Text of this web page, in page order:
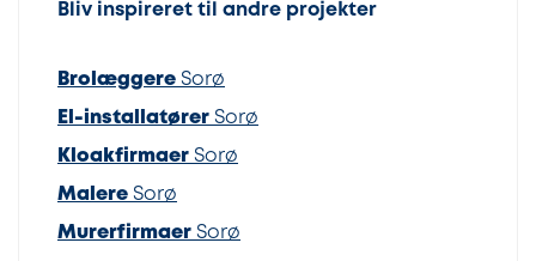
Bliv inspireret til andre projekter
Brolæggere Sorø
El-installatører Sorø
Kloakfirmaer Sorø
Malere Sorø
Murerfirmaer Sorø